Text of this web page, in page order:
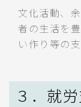
文化活動、
者の生活を
い作り等の
３．就